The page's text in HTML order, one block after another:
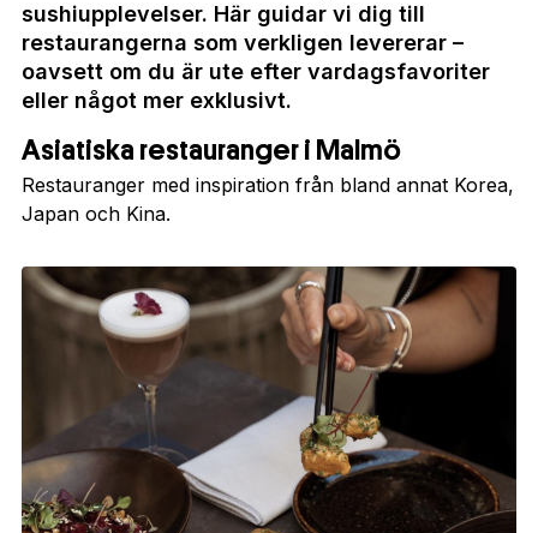
sushiupplevelser. Här guidar vi dig till
restaurangerna som verkligen levererar –
oavsett om du är ute efter vardagsfavoriter
eller något mer exklusivt.
Asiatiska restauranger i Malmö
Restauranger med inspiration från bland annat Korea,
Japan och Kina.